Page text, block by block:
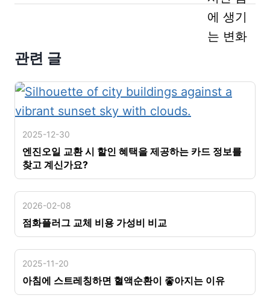
관련 글
2025-12-30
엔진오일 교환 시 할인 혜택을 제공하는 카드 정보를
찾고 계신가요?
2026-02-08
점화플러그 교체 비용 가성비 비교
2025-11-20
아침에 스트레칭하면 혈액순환이 좋아지는 이유